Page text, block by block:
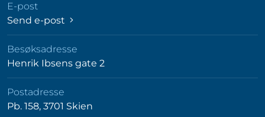
E-post
Send e-post
Besøksadresse
Henrik Ibsens gate 2
Postadresse
Pb. 158, 3701 Skien